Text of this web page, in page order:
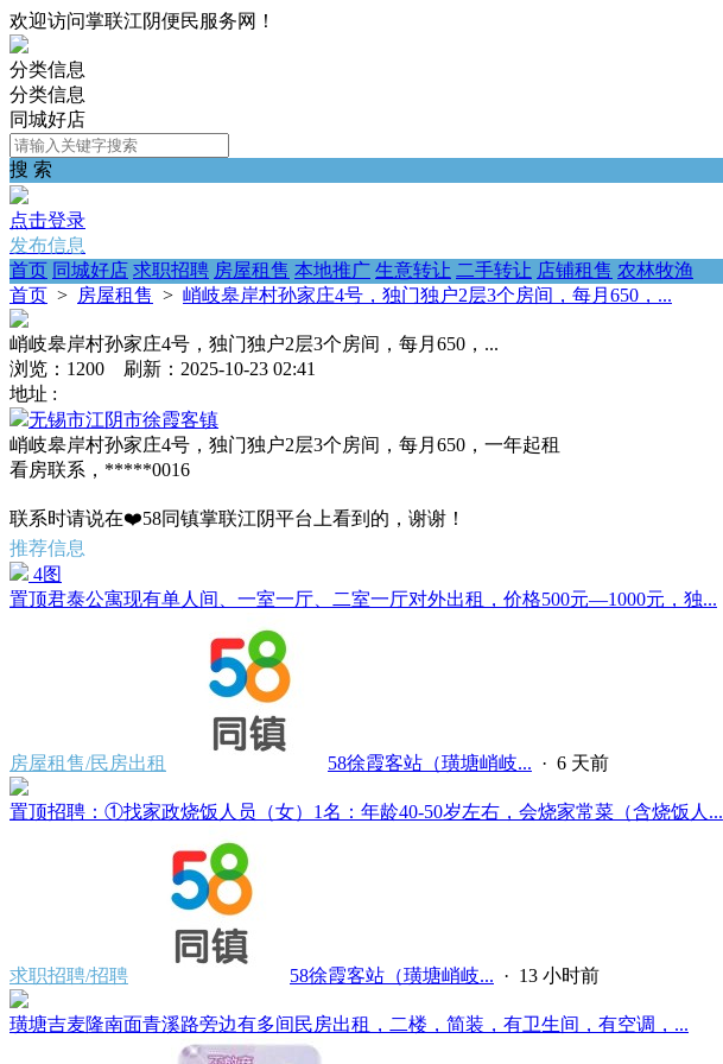
欢迎访问掌联江阴便民服务网！
分类信息
分类信息
同城好店
搜 索
点击登录
发布信息
首页 同城好店 求职招聘 房屋租售 本地推广 生意转让 二手转让 店铺租售 农林牧渔
首页 > 房屋租售 > 峭岐皋岸村孙家庄4号，独门独户2层3个房间，每月650，...
峭岐皋岸村孙家庄4号，独门独户2层3个房间，每月650，...
浏览：1200 刷新：2025-10-23 02:41
地址 :
无锡市江阴市徐霞客镇
峭岐皋岸村孙家庄4号，独门独户2层3个房间，每月650，一年起租
看房联系，*****0016
联系时请说在❤️58同镇掌联江阴平台上看到的，谢谢！
推荐信息
4图
置顶君泰公寓现有单人间、一室一厅、二室一厅对外出租，价格500元—1000元，独...
房屋租售/民房出租 58徐霞客站（璜塘峭岐... · 6 天前
置顶招聘：①找家政烧饭人员（女）1名：年龄40-50岁左右，会烧家常菜（含烧饭人...
求职招聘/招聘 58徐霞客站（璜塘峭岐... · 13 小时前
璜塘吉麦隆南面青溪路旁边有多间民房出租，二楼，简装，有卫生间，有空调，...